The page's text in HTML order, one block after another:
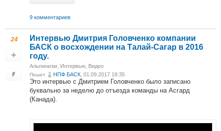
9 комментариев
24
Интервью Дмитрия Головченко компании
БАСК о восхождении на Талай-Сагар в 2016
году.
Альпинизм Интервью Видео
Пишет НПФ БАСК , 01.09.2017 18:35
Это интервью с Дмитрием Головченко было записано
буквально за неделю до отъезда команды на Асгард
(Канада).